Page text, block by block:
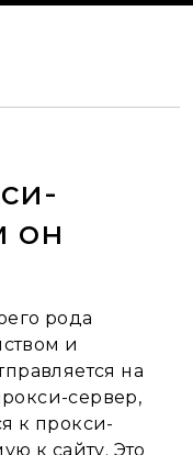
он
рода
и
на
сервер,
к прокси-
к сайту. Это